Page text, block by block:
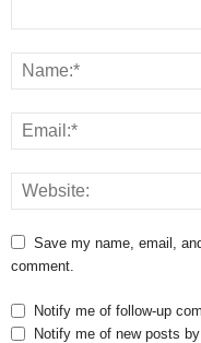
Save my name, email,
comment.
Notify me of follow-up
Notify me of new posts by